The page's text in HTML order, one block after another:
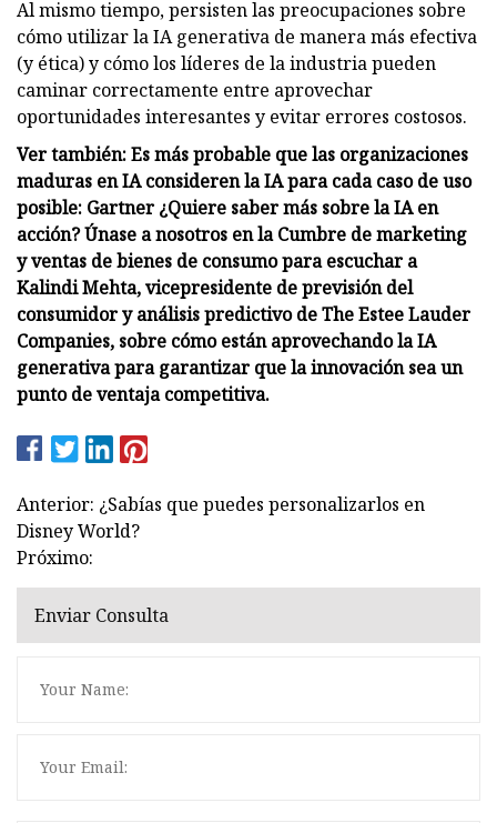
Al mismo tiempo, persisten las preocupaciones sobre
cómo utilizar la IA generativa de manera más efectiva
(y ética) y cómo los líderes de la industria pueden
caminar correctamente entre aprovechar
oportunidades interesantes y evitar errores costosos.
Ver también: Es más probable que las organizaciones
maduras en IA consideren la IA para cada caso de uso
posible: Gartner ¿Quiere saber más sobre la IA en
acción? Únase a nosotros en la Cumbre de marketing
y ventas de bienes de consumo para escuchar a
Kalindi Mehta, vicepresidente de previsión del
consumidor y análisis predictivo de The Estee Lauder
Companies, sobre cómo están aprovechando la IA
generativa para garantizar que la innovación sea un
punto de ventaja competitiva.
Anterior: ¿Sabías que puedes personalizarlos en
Disney World?
Próximo:
Enviar Consulta